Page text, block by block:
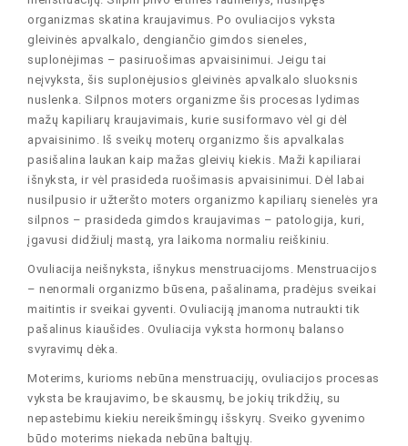
organizmas skatina kraujavimus. Po ovuliacijos vyksta
gleivinės apvalkalo, dengiančio gimdos sieneles,
suplonėjimas – pasiruošimas apvaisinimui. Jeigu tai
neįvyksta, šis suplonėjusios gleivinės apvalkalo sluoksnis
nuslenka. Silpnos moters organizme šis procesas lydimas
mažų kapiliarų kraujavimais, kurie susiformavo vėl gi dėl
apvaisinimo. Iš sveikų moterų organizmo šis apvalkalas
pasišalina laukan kaip mažas gleivių kiekis. Maži kapiliarai
išnyksta, ir vėl prasideda ruošimasis apvaisinimui. Dėl labai
nusilpusio ir užteršto moters organizmo kapiliarų sienelės yra
silpnos – prasideda gimdos kraujavimas – patologija, kuri,
įgavusi didžiulį mastą, yra laikoma normaliu reiškiniu.
Ovuliacija neišnyksta, išnykus menstruacijoms. Menstruacijos
– nenormali organizmo būsena, pašalinama, pradėjus sveikai
maitintis ir sveikai gyventi. Ovuliaciją įmanoma nutraukti tik
pašalinus kiaušides. Ovuliacija vyksta hormonų balanso
svyravimų dėka.
Moterims, kurioms nebūna menstruacijų, ovuliacijos procesas
vyksta be kraujavimo, be skausmų, be jokių trikdžių, su
nepastebimu kiekiu nereikšmingų išskyrų. Sveiko gyvenimo
būdo moterims niekada nebūna baltųjų.